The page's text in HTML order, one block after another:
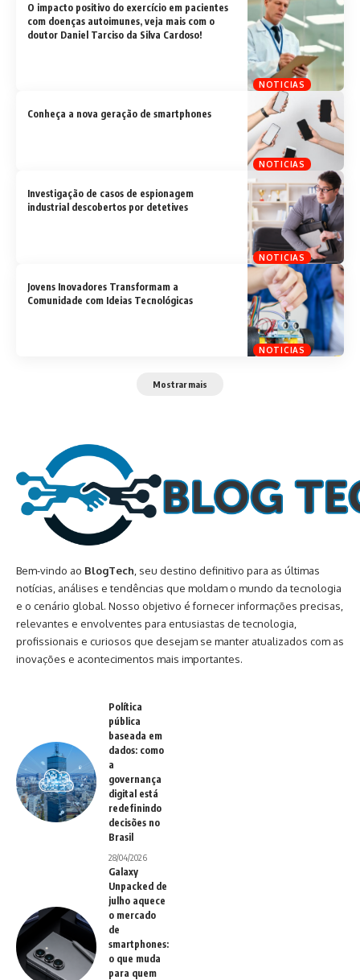
NOTICIAS
O impacto positivo do exercício em pacientes
com doenças autoimunes, veja mais com o
doutor Daniel Tarciso da Silva Cardoso!
NOTICIAS
Conheça a nova geração de smartphones
NOTICIAS
Investigação de casos de espionagem
industrial descobertos por detetives
NOTICIAS
Jovens Inovadores Transformam a
Comunidade com Ideias Tecnológicas
Mostrar mais
Bem-vindo ao BlogTech , seu destino definitivo para as últimas
notícias, análises e tendências que moldam o mundo da tecnologia
e o cenário global. Nosso objetivo é fornecer informações precisas,
relevantes e envolventes para entusiastas de tecnologia,
profissionais e curiosos que desejam se manter atualizados com as
inovações e acontecimentos mais importantes.
Política
pública
baseada em
dados: como
a
governança
digital está
redefinindo
decisões no
Brasil
28/04/2026
Galaxy
Unpacked de
julho aquece
o mercado
de
smartphones:
o que muda
para quem